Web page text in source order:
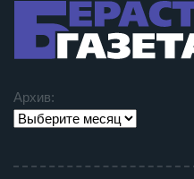
Архив: